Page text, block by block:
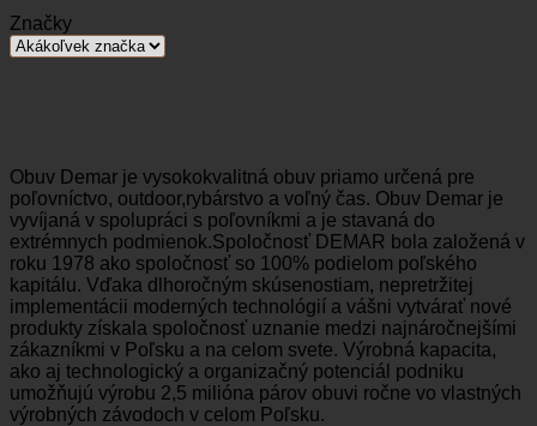
Značky
Obuv Demar je vysokokvalitná obuv priamo určená pre
poľovníctvo, outdoor,rybárstvo a voľný čas. Obuv Demar je
vyvíjaná v spolupráci s poľovníkmi a je stavaná do
extrémnych podmienok.Spoločnosť DEMAR bola založená v
roku 1978 ako spoločnosť so 100% podielom poľského
kapitálu. Vďaka dlhoročným skúsenostiam, nepretržitej
implementácii moderných technológií a vášni vytvárať nové
produkty získala spoločnosť uznanie medzi najnáročnejšími
zákazníkmi v Poľsku a na celom svete. Výrobná kapacita,
ako aj technologický a organizačný potenciál podniku
umožňujú výrobu 2,5 milióna párov obuvi ročne vo vlastných
výrobných závodoch v celom Poľsku.